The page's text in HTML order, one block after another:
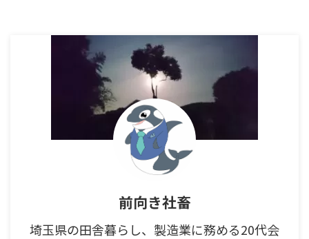
前向き社畜
埼玉県の田舎暮らし、製造業に務める20代会